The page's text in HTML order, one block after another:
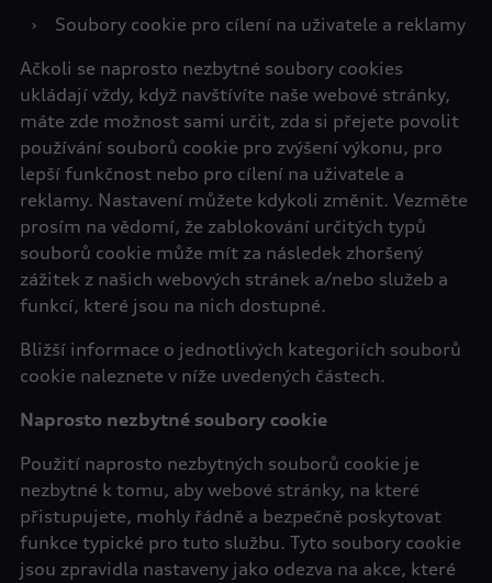
›
Soubory cookie pro cílení na uživatele a reklamy
Ačkoli se naprosto nezbytné soubory cookies
ukládají vždy, když navštívíte naše webové stránky,
máte zde možnost sami určit, zda si přejete povolit
používání souborů cookie pro zvýšení výkonu, pro
lepší funkčnost nebo pro cílení na uživatele a
reklamy. Nastavení můžete kdykoli změnit. Vezměte
prosím na vědomí, že zablokování určitých typů
souborů cookie může mít za následek zhoršený
zážitek z našich webových stránek a/nebo služeb a
funkcí, které jsou na nich dostupné.
Bližší informace o jednotlivých kategoriích souborů
cookie naleznete v níže uvedených částech.
Naprosto nezbytné soubory cookie
Použití naprosto nezbytných souborů cookie je
nezbytné k tomu, aby webové stránky, na které
přistupujete, mohly řádně a bezpečně poskytovat
funkce typické pro tuto službu. Tyto soubory cookie
jsou zpravidla nastaveny jako odezva na akce, které